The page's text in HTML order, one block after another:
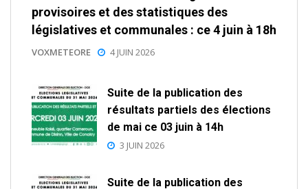
provisoires et des statistiques des
législatives et communales : ce 4 juin à 18h
VOXMETEORE 4 JUIN 2026
Suite de la publication des
résultats partiels des élections
de mai ce 03 juin à 14h
3 JUIN 2026
Suite de la publication des